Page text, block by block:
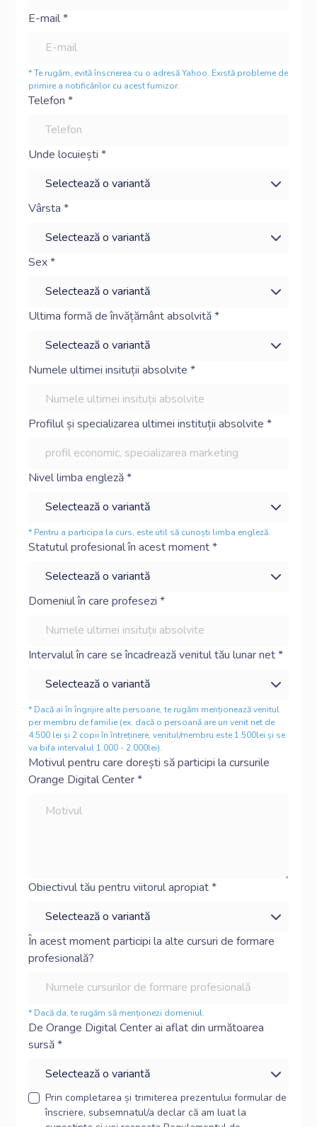
E-mail *
* Te rugăm, evită înscrierea cu o adresă Yahoo. Există probleme de
primire a notificărilor cu acest furnizor.
Telefon *
Unde locuiești *
Vârsta *
Sex *
Ultima formă de învățământ absolvită *
Numele ultimei insituții absolvite *
Profilul și specializarea ultimei instituții absolvite *
Nivel limba engleză *
* Pentru a participa la curs, este util să cunoști limba engleză.
Statutul profesional în acest moment *
Domeniul în care profesezi *
Intervalul în care se încadrează venitul tău lunar net *
* Dacă ai în îngrijire alte persoane, te rugăm menționează venitul
per membru de familie (ex. dacă o persoană are un venit net de
4.500 lei și 2 copii în întreținere, venitul/membru este 1.500lei și se
va bifa intervalul 1.000 - 2.000lei).
Motivul pentru care dorești să participi la cursurile
Orange Digital Center *
Obiectivul tău pentru viitorul apropiat *
În acest moment participi la alte cursuri de formare
profesională?
* Dacă da, te rugăm să menționezi domeniul.
De Orange Digital Center ai aflat din următoarea
sursă *
Prin completarea și trimiterea prezentului formular de
înscriere, subsemnatul/a declar că am luat la